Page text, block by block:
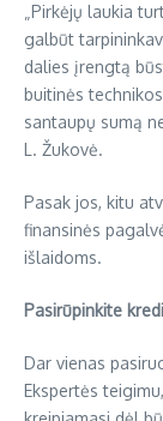
„Pirkėjų laukia
galbūt
dalies įrengtą
buitinės
santaupų sumą
L. Žukovė.
Pasak jos, kitu
finansinės
išlaidoms.
Pasirūpinkite
Dar vienas
Ekspertės